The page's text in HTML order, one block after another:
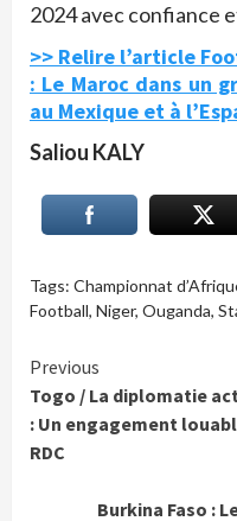
2024 avec confiance
>> Relire l’article
: Le Maroc dans un
au Mexique et à
Saliou KALY
Tags: Championnat
Football, Niger, Ouganda,
Continue
Reading
Previous
Togo / La diplomatie
: Un engagement
RDC
Burkina Faso :